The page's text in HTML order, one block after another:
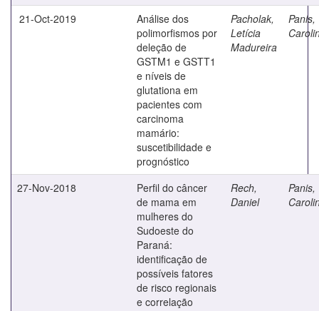
21-Oct-2019
Análise dos
polimorfismos por
deleção de
GSTM1 e GSTT1
e níveis de
glutationa em
pacientes com
carcinoma
mamário:
suscetibilidade e
prognóstico
Pacholak,
Letícia
Madureira
Panis,
27-Nov-2018
Perfil do câncer
de mama em
mulheres do
Sudoeste do
Paraná:
identificação de
possíveis fatores
de risco regionais
e correlação
Rech,
Daniel
Panis,